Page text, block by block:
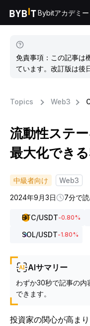
Bybitアカデミー
免責事項：この記事は
ています。改訂版は後
Topics Web3
流動性ステ
最大化でき
中級者向け
Web3
2024年9月3日
7分で
BTC/USDT-0.80%
SOL/USDT-1.80%
AIサマリー
わずか30秒で記事の内
できます。
投資家の関心が高ま